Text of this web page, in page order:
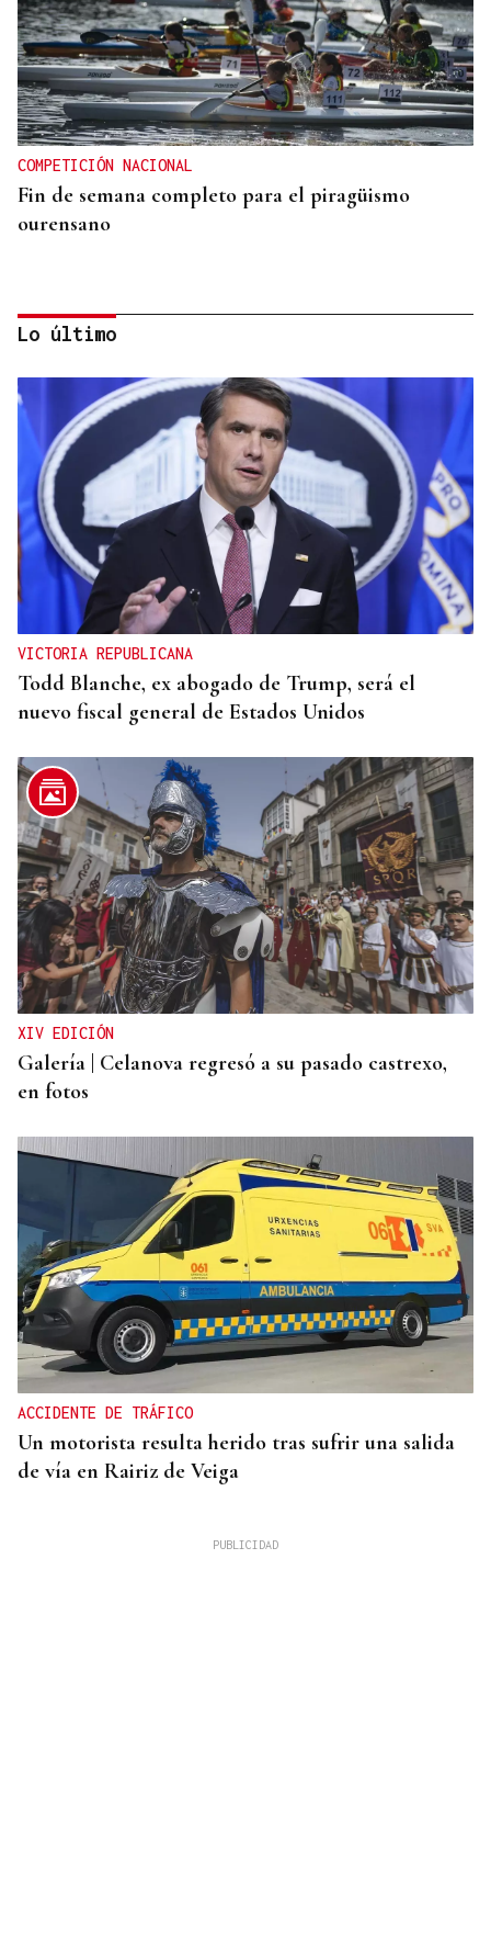
COMPETICIÓN NACIONAL
Fin de semana completo para el piragüismo
ourensano
SIGUE LA PRETEMPORADA
La UD Ourense afina su estado de forma ante el
Celta Fortuna
Lo último
VICTORIA REPUBLICANA
Todd Blanche, ex abogado de Trump, será el
nuevo fiscal general de Estados Unidos
XIV EDICIÓN
Galería | Celanova regresó a su pasado castrexo,
en fotos
ACCIDENTE DE TRÁFICO
Un motorista resulta herido tras sufrir una salida
de vía en Rairiz de Veiga